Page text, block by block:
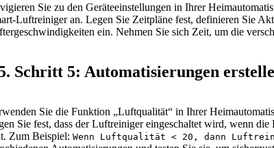
Sie zu den Geräteeinstellungen in Ihrer
Luftreiniger an. Legen Sie Zeitpläne fest, definieren Sie
ein. Nehmen Sie sich Zeit, um die
Schritt 5: Automatisierungen
Sie die Funktion „Luftqualität“ in Ihrer
Sie fest, dass der Luftreiniger eingeschaltet wird, wenn
Zum Beispiel: Wenn Luftqualität < 20, dann